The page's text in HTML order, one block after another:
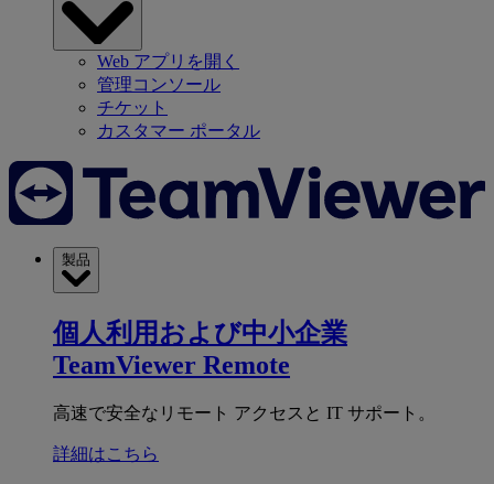
Web アプリを開く
管理コンソール
チケット
カスタマー ポータル
製品
個人利用および中小企業
TeamViewer Remote
高速で安全なリモート アクセスと IT サポート。
詳細はこちら